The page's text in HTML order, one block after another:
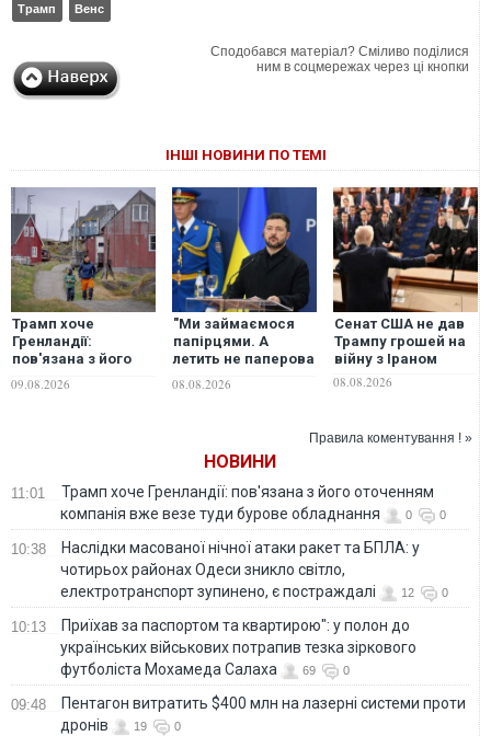
Трамп Венс
Сподобався матеріал? Сміливо поділися
ним в соцмережах через ці кнопки
ІНШІ НОВИНИ ПО ТЕМІ
Трамп хоче
Гренландії:
пов'язана з його
оточенням
компанія вже везе
09.08.2026
"Ми займаємося
папірцями. А
летить не паперова
ракета", -
Зеленський
війни
08.08.2026
Сенат США не дав
Трампу грошей на
війну з Іраном
08.08.2026
Правила коментування ! »
НОВИНИ
11:01
Трамп хоче Гренландії: пов'язана з його оточенням
компанія вже везе туди бурове обладнання
0 0
10:38
Наслідки масованої нічної атаки ракет та БПЛА: у
чотирьох районах Одеси зникло світло,
електротранспорт зупинено, є постраждалі
12 0
10:13
Приїхав за паспортом та квартирою": у полон до
українських військових потрапив тезка зіркового
футболіста Мохамеда Салаха
69 0
09:48
Пентагон витратить $400 млн на лазерні системи проти
дронів
19 0